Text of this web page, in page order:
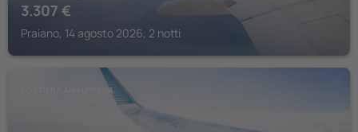
3.307 €
Praiano, 14 agosto 2026, 2 notti
COSTIERA AMALFITANA